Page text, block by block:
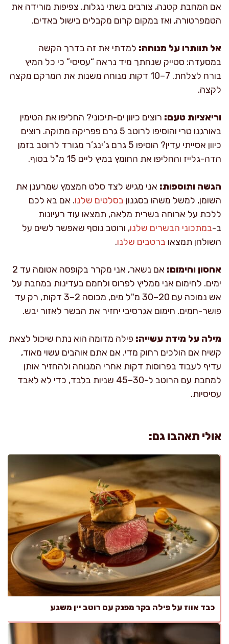
אם המחבת קטנה, צורבים בשתי נגלות. צפיפות מורידה את
הטמפרטורה, ואז במקום קרום מקבלים בישול באדים.
אל תוותרו על מנוחה: למדתי את זה בדרך הקשה
במסעדה: סטייק שנחתך מיד נראה “עסיסי” כי כל המיץ
בורח לצלחת. 7–10 דקות מנוחה משנות את המרקם מקצה
לקצה.
וריאציות טעם: רוצים כיוון ים-תיכוני? החליפו את הטימין
באורגנו טרי והוסיפו לרוטב 5 גרם פפריקה מתוקה. רוצים
כיוון אסייתי עדין? הוסיפו 5 גרם ג’ינג’ר מגורד לרוטב בזמן
הדה-גלייז והחליפו את החומץ במיץ ליים 15 מ"ל בסוף.
הגשה ותוספות: אני מגיש לצד סלט חמצמץ שמרענן את
השומן, למשל משהו בסגנון בסלטים שלנו. אם בא לכם
ללכת על ארוחה בשרית מלאה, תמצאו עוד רעיונות
ב-במתכוני הבשרים שלנו, ורוטב נוסף שאפשר לשים על
השולחן תמצאו ברטבים שלנו.
אחסון וחימום:
אם נשאר, אני מקרר בקופסה אטומה עד 2
ימים. לחימום אני ממליץ לפרוס ולחמם בעדינות במחבת על
אש נמוכה עם 20–30 מ"ל מים, מכוסה 2–3 דקות, רק עד
פושר-חמים. חימום אגרסיבי יחזיר את הבשר לאזור יבש.
מילה על מידת עשייה: פילה מדומה הוא נתח שיכול לצאת
קשיח אם הולכים רחוק מדי. אם אתם אוהבים עשוי מאוד,
עדיף לעבוד בפרוסות דקות אחרי המנוחה ולהחזיר אותן
למחבת עם הרוטב ל-30–45 שניות בלבד, כדי לא לאבד
עסיסיות.
אולי תאהבו גם:
כבד אווז על פילה בקר מפנק עם רוטב יין משגע